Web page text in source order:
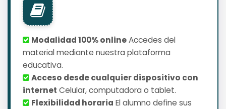
Modalidad 100% onlineAccedes del
material mediante nuestra plataforma
educativa.
Acceso desde cualquier dispositivo con
internet Celular, computadora o tablet.
Flexibilidad horaria El alumno define sus